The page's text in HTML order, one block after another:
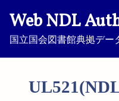
Web NDL
国立国会図書館典拠デー